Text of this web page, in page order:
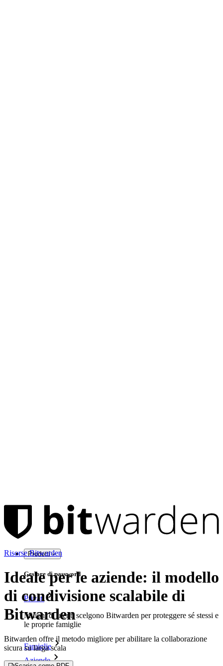
Prodotti
Gestore di password
Privati
Milioni di utenti scelgono Bitwarden per proteggere sé stessi e
le proprie famiglie
Famiglie
Aziende
Risorse Bitwarden
Ideale per le aziende: il modello
di condivisione scalabile di
Bitwarden
Bitwarden offre il metodo migliore per abilitare la collaborazione
sicura su larga scala